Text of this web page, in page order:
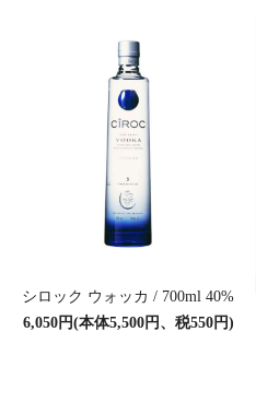
シロック ウォッカ / 700ml 40%
6,050円(本体5,500円、税550円)